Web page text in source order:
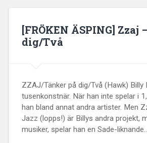
[FRÖKEN ÄSPING] Zzaj
dig/Två
ZZAJ/Tänker på dig/Två (Hawk) Billy
tusenkonstnär. När han inte spelar i
han bland annat andra artister. Men
Jazz (lopps!) är Billys andra projekt,
musiker, spelar han en Sade-